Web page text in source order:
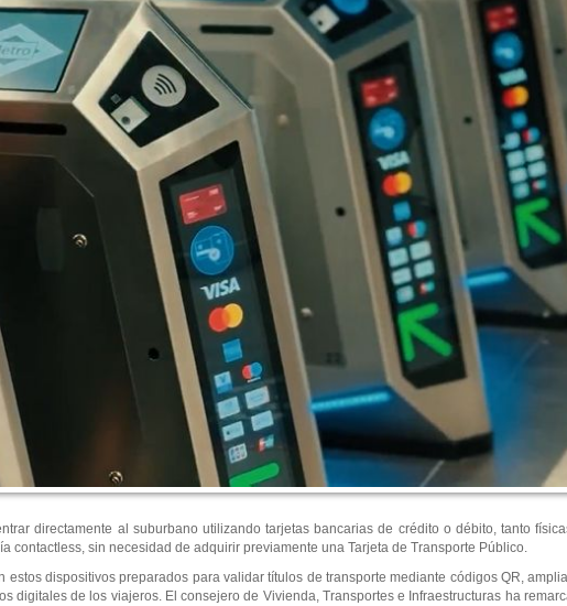
directamente al suburbano utilizando tarjetas bancarias de crédito o débito, tanto
contactless, sin necesidad de adquirir previamente una Tarjeta de Transporte Público.
estos dispositivos preparados para validar títulos de transporte mediante códigos QR,
digitales de los viajeros. El consejero de Vivienda, Transportes e Infraestructuras ha